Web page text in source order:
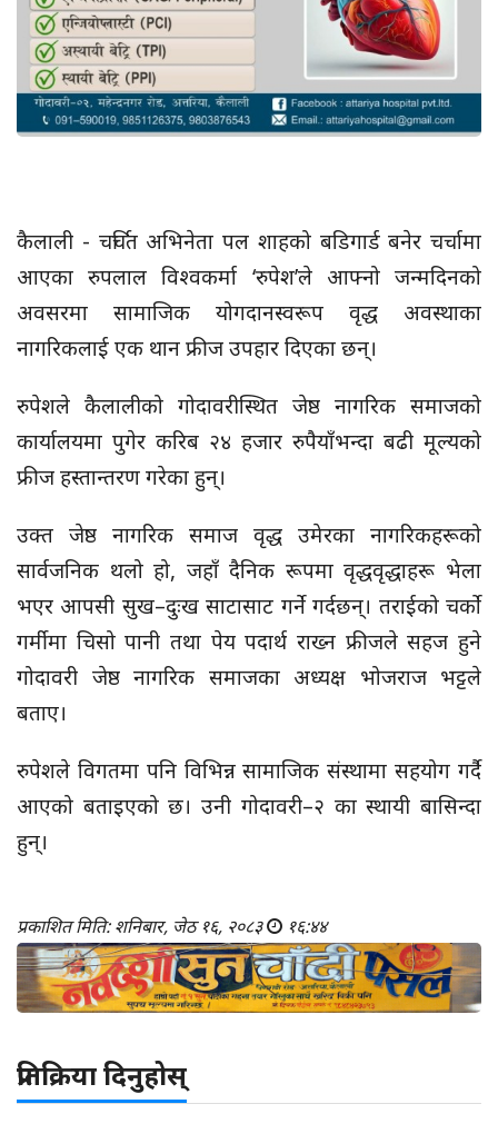
कैलाली - चर्चित अभिनेता पल शाहको बडिगार्ड बनेर चर्चामा
आएका रुपलाल विश्वकर्मा ‘रुपेश’ले आफ्नो जन्मदिनको
अवसरमा सामाजिक योगदानस्वरूप वृद्ध अवस्थाका
नागरिकलाई एक थान फ्रीज उपहार दिएका छन्।
रुपेशले कैलालीको गोदावरीस्थित जेष्ठ नागरिक समाजको
कार्यालयमा पुगेर करिब २४ हजार रुपैयाँभन्दा बढी मूल्यको
फ्रीज हस्तान्तरण गरेका हुन्।
उक्त जेष्ठ नागरिक समाज वृद्ध उमेरका नागरिकहरूको
सार्वजनिक थलो हो, जहाँ दैनिक रूपमा वृद्धवृद्धाहरू भेला
भएर आपसी सुख–दुःख साटासाट गर्ने गर्दछन्। तराईको चर्को
गर्मीमा चिसो पानी तथा पेय पदार्थ राख्न फ्रीजले सहज हुने
गोदावरी जेष्ठ नागरिक समाजका अध्यक्ष भोजराज भट्टले
बताए।
रुपेशले विगतमा पनि विभिन्न सामाजिक संस्थामा सहयोग गर्दै
आएको बताइएको छ। उनी गोदावरी–२ का स्थायी बासिन्दा
हुन्।
प्रकाशित मिति: शनिबार, जेठ १६, २०८३ १६:४४
प्रतिक्रिया दिनुहोस्